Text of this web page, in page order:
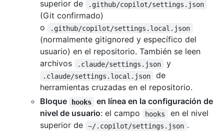
superior de
.github/copilot/settings.json
(Git confirmado)
o
.github/copilot/settings.local.json
(normalmente gitignored y específico del
usuario) en el repositorio. También se leen
archivos
.claude/settings.json y
.claude/settings.local.json
de
herramientas cruzadas en el repositorio.
Bloque
hooks
en línea en la configuración de
nivel de usuario: el campo hooks
en el nivel
superior de
~/.copilot/settings.json .